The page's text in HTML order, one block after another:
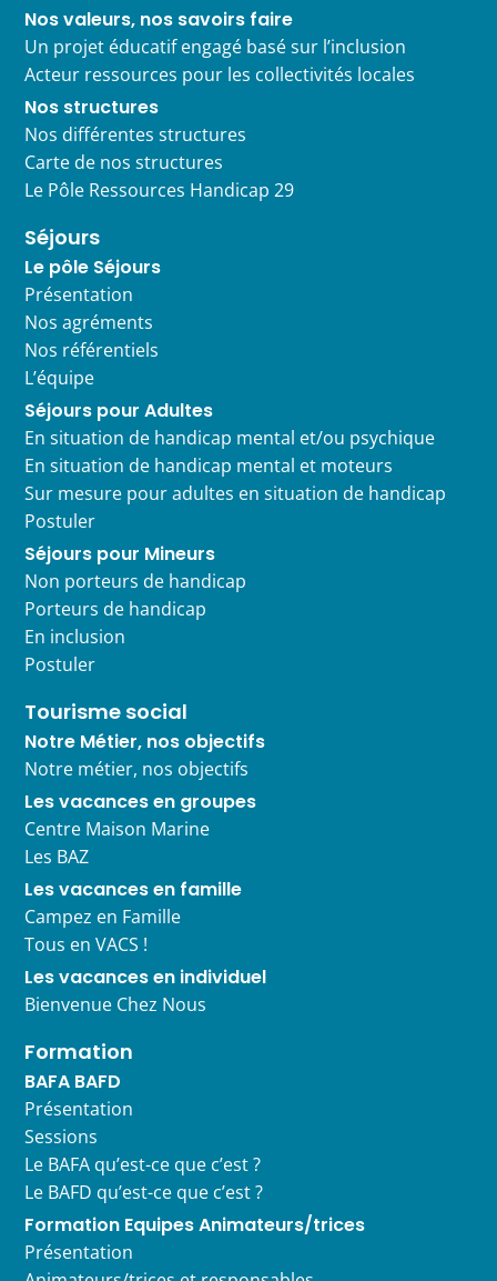
Nos valeurs, nos savoirs faire
Un projet éducatif engagé basé sur l’inclusion
Acteur ressources pour les collectivités locales
Nos structures
Nos différentes structures
Carte de nos structures
Le Pôle Ressources Handicap 29
Séjours
Le pôle Séjours
Présentation
Nos agréments
Nos référentiels
L’équipe
Séjours pour Adultes
En situation de handicap mental et/ou psychique
En situation de handicap mental et moteurs
Sur mesure pour adultes en situation de handicap
Postuler
Séjours pour Mineurs
Non porteurs de handicap
Porteurs de handicap
En inclusion
Postuler
Tourisme social
Notre Métier, nos objectifs
Notre métier, nos objectifs
Les vacances en groupes
Centre Maison Marine
Les BAZ
Les vacances en famille
Campez en Famille
Tous en VACS !
Les vacances en individuel
Bienvenue Chez Nous
Formation
BAFA BAFD
Présentation
Sessions
Le BAFA qu’est-ce que c’est ?
Le BAFD qu’est-ce que c’est ?
Formation Equipes Animateurs/trices
Présentation